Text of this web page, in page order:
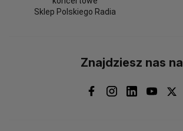
Sklep Polskiego Radia
Znajdziesz nas na